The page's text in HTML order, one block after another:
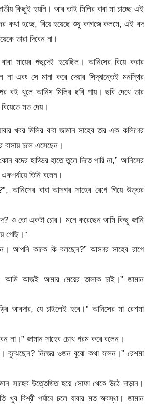
কিছুই হয়নি। আর তাই মিলির বাবা মা চাচ্ছে এই
কথা হচ্ছে, বিয়ে হয়েছে শুধু কাগজে কলমে, এই বদ
তারা দিবেন না।
মায়ের পছন্দেই হয়েছিল। আনিসের বিয়ে করার
এবং সে মানা করে দেয়ার সিদ্ধান্তেই মনস্থির
বই খুলে আনিস মিলির ছবি পায়। ছবি দেখে তার
মত দেয়।
খবর মিলির বাবা জামান সাহেব তার এক কলিগের
বাসায় চলে এসেছেন।
বদের হাড্ডির হাতে তুলে দিতে পারি না,” আনিসের
তিনি বলেন।
আনিসের বাবা আসগর সাহেব রেগে গিয়ে উত্তর
ও তো একটা চোর। মনে করেছেন আমি কিছু জানি
গেছি।”
আপনি কাকে কি বলছেন?” আসগর সাহেব রাগে
আমি আজই আমার মেয়ের তালাক চাই।” জামান
আবদার, যে চাইলেই হবে।” আনিসের মা রেশমা
না।” জামান সাহেব চোখ গরম করে বলেন।
বুঝেছেন? নিজের ওজন বুঝে কথা বলেন।” রেশমা
সাহেব উত্তেজিত হয়ে সোফা থেকে উঠে দাড়ান।
খুব বিশ্রী পর্যায়ে চলে যাবার মত অবস্থা। জামান